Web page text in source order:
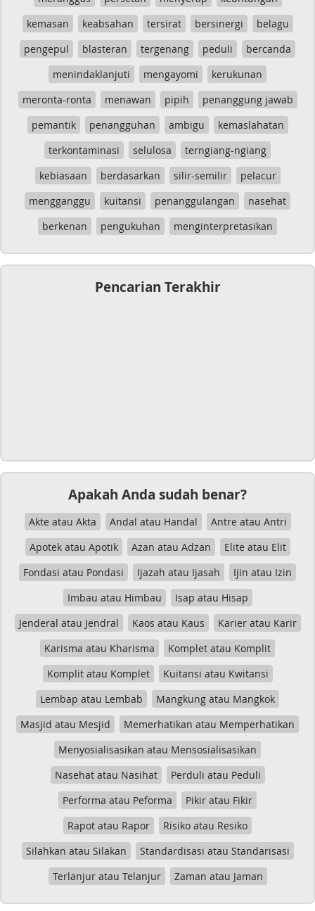
kemasan
keabsahan tersirat bersinergi
belagu
pengepul
blasteran tergenang peduli
bercanda
menindaklanjuti
mengayomi
kerukunan
meronta-ronta
menawan pipih
penanggung jawab
pemantik
penangguhan ambigu
kemaslahatan
terkontaminasi
selulosa
terngiang-ngiang
kebiasaan
berdasarkan silir-semilir
pelacur
mengganggu
kuitansi penanggulangan
nasehat
berkenan
pengukuhan menginterpretasikan
Pencarian Terakhir
Apakah Anda sudah benar?
Akte atau Akta Andal atau Handal
Antre atau Antri
Apotek atau Apotik
Azan atau Adzan
Elite atau Elit
Fondasi atau Pondasi
Ijazah atau Ijasah
Ijin atau Izin
Imbau atau Himbau
Isap atau Hisap
Jenderal atau Jendral
Kaos atau Kaus
Karier atau Karir
Karisma atau Kharisma
Komplet atau Komplit
Komplit atau Komplet
Kuitansi atau Kwitansi
Lembap atau Lembab
Mangkung atau Mangkok
Masjid atau Mesjid
Memerhatikan atau Memperhatikan
Menyosialisasikan atau Mensosialisasikan
Nasehat atau Nasihat
Perduli atau Peduli
Performa atau Peforma
Pikir atau Fikir
Rapot atau Rapor
Risiko atau Resiko
Silahkan atau Silakan
Standardisasi atau Standarisasi
Terlanjur atau Telanjur
Zaman atau Jaman